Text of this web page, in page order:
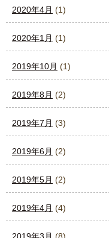
2020年4月 (1)
2020年1月 (1)
2019年10月 (1)
2019年8月 (2)
2019年7月 (3)
2019年6月 (2)
2019年5月 (2)
2019年4月 (4)